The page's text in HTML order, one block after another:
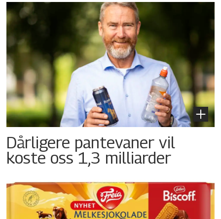
Dårligere pantevaner vil
koste oss 1,3 milliarder